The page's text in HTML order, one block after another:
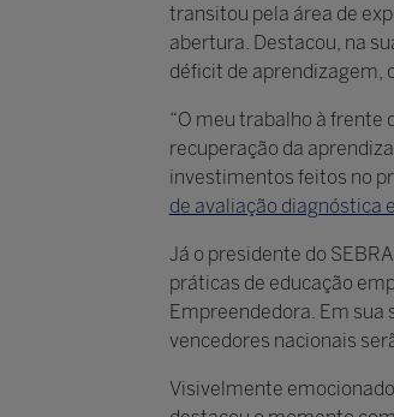
transitou pela área de
abertura. Destacou, na
déficit de aprendizagem,
“O meu trabalho à frente
recuperação da
investimentos feitos no
de avaliação diagnóstica
Já o presidente do
práticas de educação
Empreendedora. Em sua
vencedores nacionais
Visivelmente